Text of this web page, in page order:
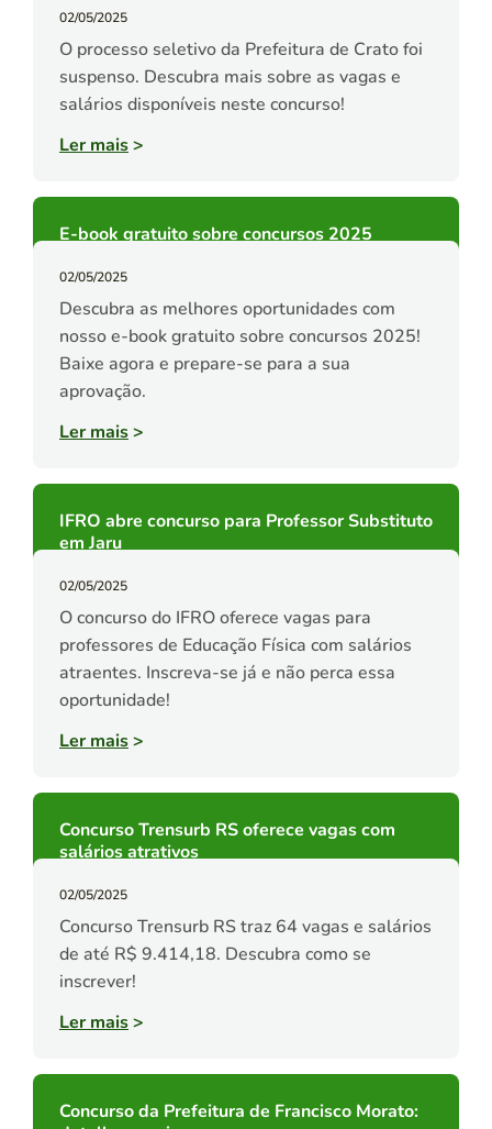
02/05/2025
O processo seletivo da Prefeitura de Crato foi
suspenso. Descubra mais sobre as vagas e
salários disponíveis neste concurso!
Ler mais>
E-book gratuito sobre concursos 2025
02/05/2025
Descubra as melhores oportunidades com
nosso e-book gratuito sobre concursos 2025!
Baixe agora e prepare-se para a sua
aprovação.
Ler mais>
IFRO abre concurso para Professor Substituto
em Jaru
02/05/2025
O concurso do IFRO oferece vagas para
professores de Educação Física com salários
atraentes. Inscreva-se já e não perca essa
oportunidade!
Ler mais>
Concurso Trensurb RS oferece vagas com
salários atrativos
02/05/2025
Concurso Trensurb RS traz 64 vagas e salários
de até R$ 9.414,18. Descubra como se
inscrever!
Ler mais>
Concurso da Prefeitura de Francisco Morato: